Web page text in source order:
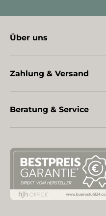
Über uns
Zahlung & Versand
Beratung & Service